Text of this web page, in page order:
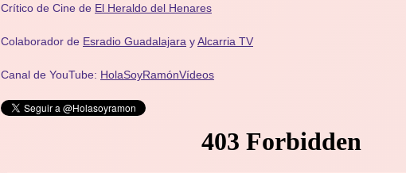
Crítico de Cine de El Heraldo del Henares
Colaborador de Esradio Guadalajara yAlcarria TV
Canal de YouTube: HolaSoyRamónVídeos